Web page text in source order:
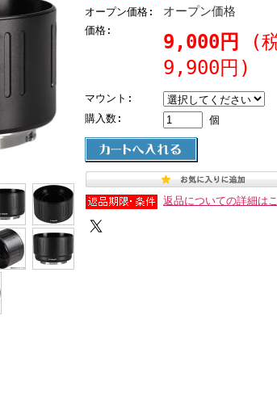
オープン価格: オープン価格
価格:
9,000円
(
9,900円)
マウント:
購入数:
個
返品についての詳細は